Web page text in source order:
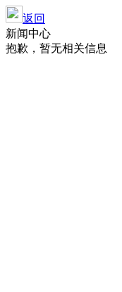
返回
新闻中心
抱歉，暂无相关信息